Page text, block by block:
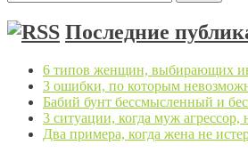
Последние
6 типов женщин, выбирающих
3 ошибки, по которым
Бабий бунт бессмысленный и
3 ситуации, когда муж агрессор,
Два примера, когда жена не